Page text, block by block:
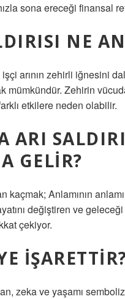
sona ereceği finansal
NE
işçi arının zehirli iğnesini
mümkündür. Zehirin
etkilere neden olabilir.
ARI
GELIR?
kaçmak; Anlamının
değiştiren ve
çekiyor.
zeka ve yaşamı